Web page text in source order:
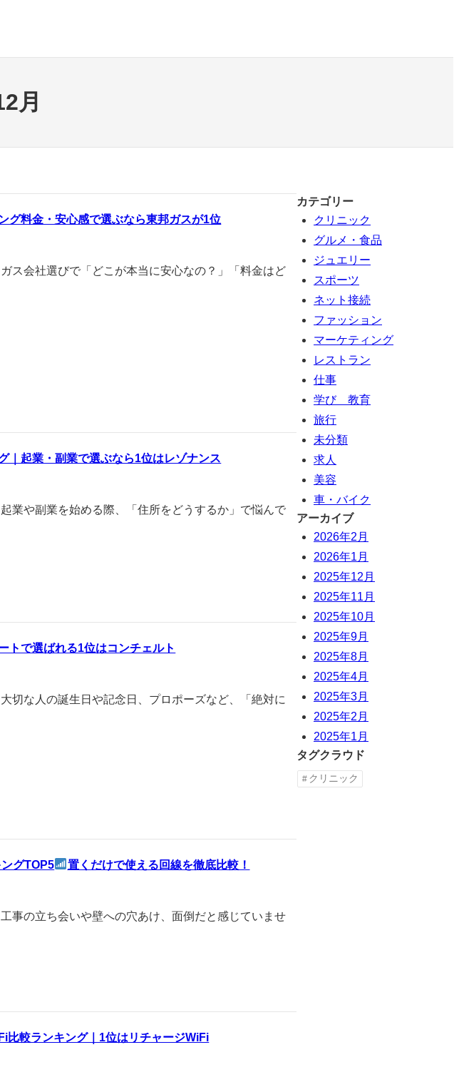
月
グ料金・安心感で選ぶなら東邦ガスが1位
ス会社選びで「どこが本当に安心なの？」「料金はど
｜起業・副業で選ぶなら1位はレゾナンス
業や副業を始める際、「住所をどうするか」で悩んで
トで選ばれる1位はコンチェルト
切な人の誕生日や記念日、プロポーズなど、「絶対に
グTOP5
置くだけで使える回線を徹底比較！
事の立ち会いや壁への穴あけ、面倒だと感じていませ
比較ランキング｜1位はリチャージWiFi
カテゴリー
クリニック
グルメ・食品
ジュエリー
スポーツ
ネット接続
ファッション
マーケティング
レストラン
仕事
学び 教育
旅行
未分類
求人
美容
車・バイク
アーカイブ
2026年2月
2026年1月
2025年12月
2025年11月
2025年10月
2025年9月
2025年8月
2025年4月
2025年3月
2025年2月
2025年1月
タグクラウド
クリニック